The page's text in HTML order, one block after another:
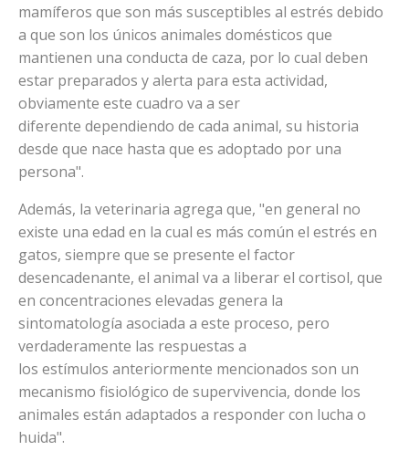
mamíferos que son más susceptibles al estrés debido
a que son los únicos animales domésticos que
mantienen una conducta de caza, por lo cual deben
estar preparados y alerta para esta actividad,
obviamente este cuadro va a ser
diferente dependiendo de cada animal, su historia
desde que nace hasta que es adoptado por una
persona".
Además, la veterinaria agrega que, "en general no
existe una edad en la cual es más común el estrés en
gatos, siempre que se presente el factor
desencadenante, el animal va a liberar el cortisol, que
en concentraciones elevadas genera la
sintomatología asociada a este proceso, pero
verdaderamente las respuestas a
los estímulos anteriormente mencionados son un
mecanismo fisiológico de supervivencia, donde los
animales están adaptados a responder con lucha o
huida".